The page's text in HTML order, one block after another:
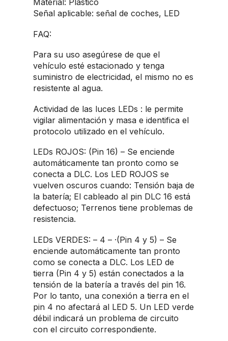
Material: Plástico
Señal aplicable: señal de coches, LED
FAQ:
Para su uso asegúrese de que el
vehículo esté estacionado y tenga
suministro de electricidad, el mismo no es
resistente al agua.
Actividad de las luces LEDs : le permite
vigilar alimentación y masa e identifica el
protocolo utilizado en el vehículo.
LEDs ROJOS: (Pin 16) – Se enciende
automáticamente tan pronto como se
conecta a DLC. Los LED ROJOS se
vuelven oscuros cuando: Tensión baja de
la batería; El cableado al pin DLC 16 está
defectuoso; Terrenos tiene problemas de
resistencia.
LEDs VERDES: – 4 – ·(Pin 4 y 5) – Se
enciende automáticamente tan pronto
como se conecta a DLC. Los LED de
tierra (Pin 4 y 5) están conectados a la
tensión de la batería a través del pin 16.
Por lo tanto, una conexión a tierra en el
pin 4 no afectará al LED 5. Un LED verde
débil indicará un problema de circuito
con el circuito correspondiente.